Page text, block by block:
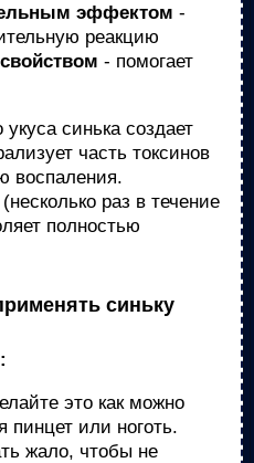
эффектом -
реакцию
- помогает
синька создает
часть токсинов
воспаления.
раз в течение
полностью
синьку
это как можно
пинцет или ноготь.
жало, чтобы не